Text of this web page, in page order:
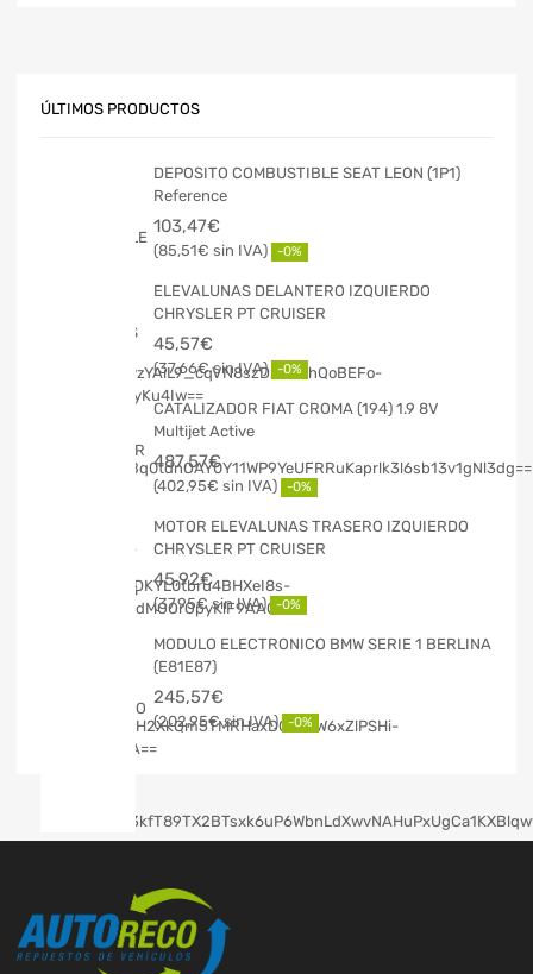
ÚLTIMOS PRODUCTOS
DEPOSITO COMBUSTIBLE SEAT LEON (1P1)
Reference
103,47€
85,51€ -0%
ELEVALUNAS DELANTERO IZQUIERDO
CHRYSLER PT CRUISER
45,57€
37,66€ -0%
CATALIZADOR FIAT CROMA (194) 1.9 8V
Multijet Active
487,57€
402,95€ -0%
MOTOR ELEVALUNAS TRASERO IZQUIERDO
CHRYSLER PT CRUISER
45,92€
37,95€ -0%
MODULO ELECTRONICO BMW SERIE 1 BERLINA
(E81E87)
245,57€
202,95€ -0%